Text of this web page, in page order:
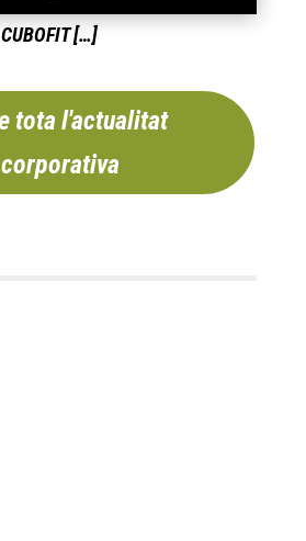
[…]
tota l'actualitat
corporativa